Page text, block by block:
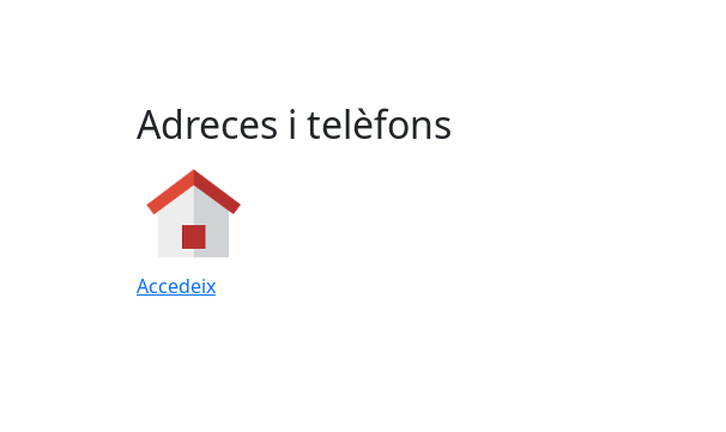
Adreces i telèfons
Accedeix